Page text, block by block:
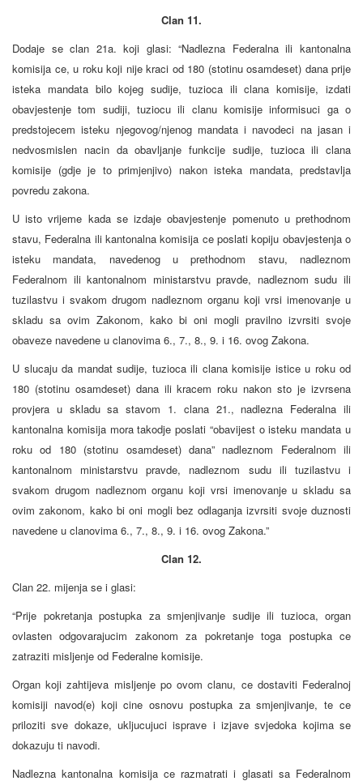
Clan 11.
Dodaje se clan 21a. koji glasi: “Nadlezna Federalna ili kantonalna
komisija ce, u roku koji nije kraci od 180 (stotinu osamdeset) dana prije
isteka mandata bilo kojeg sudije, tuzioca ili clana komisije, izdati
obavjestenje tom sudiji, tuziocu ili clanu komisije informisuci ga o
predstojecem isteku njegovog/njenog mandata i navodeci na jasan i
nedvosmislen nacin da obavljanje funkcije sudije, tuzioca ili clana
komisije (gdje je to primjenjivo) nakon isteka mandata, predstavlja
povredu zakona.
U isto vrijeme kada se izdaje obavjestenje pomenuto u prethodnom
stavu, Federalna ili kantonalna komisija ce poslati kopiju obavjestenja o
isteku mandata, navedenog u prethodnom stavu, nadleznom
Federalnom ili kantonalnom ministarstvu pravde, nadleznom sudu ili
tuzilastvu i svakom drugom nadleznom organu koji vrsi imenovanje u
skladu sa ovim Zakonom, kako bi oni mogli pravilno izvrsiti svoje
obaveze navedene u clanovima 6., 7., 8., 9. i 16. ovog Zakona.
U slucaju da mandat sudije, tuzioca ili clana komisije istice u roku od
180 (stotinu osamdeset) dana ili kracem roku nakon sto je izvrsena
provjera u skladu sa stavom 1. clana 21., nadlezna Federalna ili
kantonalna komisija mora takodje poslati “obavijest o isteku mandata u
roku od 180 (stotinu osamdeset) dana” nadleznom Federalnom ili
kantonalnom ministarstvu pravde, nadleznom sudu ili tuzilastvu i
svakom drugom nadleznom organu koji vrsi imenovanje u skladu sa
ovim zakonom, kako bi oni mogli bez odlaganja izvrsiti svoje duznosti
navedene u clanovima 6., 7., 8., 9. i 16. ovog Zakona.”
Clan 12.
Clan 22. mijenja se i glasi:
“Prije pokretanja postupka za smjenjivanje sudije ili tuzioca, organ
ovlasten odgovarajucim zakonom za pokretanje toga postupka ce
zatraziti misljenje od Federalne komisije.
Organ koji zahtijeva misljenje po ovom clanu, ce dostaviti Federalnoj
komisiji navod(e) koji cine osnovu postupka za smjenjivanje, te ce
priloziti sve dokaze, ukljucujuci isprave i izjave svjedoka kojima se
dokazuju ti navodi.
Nadlezna kantonalna komisija ce razmatrati i glasati sa Federalnom